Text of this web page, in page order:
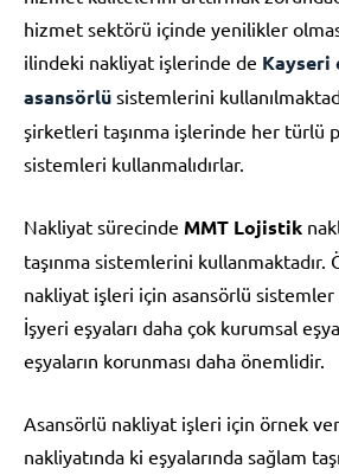
hizmet sektörü içinde yenilikler
ilindeki nakliyat işlerinde de Kayseri
asansörlü sistemlerini
şirketleri taşınma işlerinde her türlü
sistemleri kullanmalıdırlar.
Nakliyat sürecinde MMT Lojistik
taşınma sistemlerini kullanmaktadır.
nakliyat işleri için asansörlü sistemler
İşyeri eşyaları daha çok kurumsal
eşyaların korunması daha önemlidir.
Asansörlü nakliyat işleri için örnek
nakliyatında ki eşyalarında sağlam